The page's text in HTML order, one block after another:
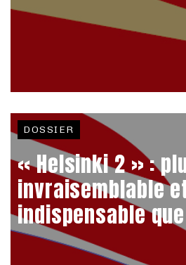
DOSSIER
« Helsinki 2 » :
invraisemblable
indispensable